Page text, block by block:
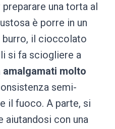
una torta al
è porre in un
il cioccolato
si fa sciogliere a
amalgamati molto
semi-
il fuoco. A parte, si
aiutandosi con una